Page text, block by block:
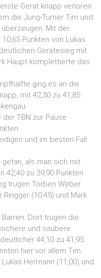
Gerät knapp verloren.
die Jung-Turner Tim und
überzeugen. Mit der
Punkten von Lukas
Gerätesieg mit
Haupt komplettierte das
ging es an die
mit 42,30 zu 41,85
TBN zur Pause
und im besten Fall
als man sich mit
42,40 zu 39,90 Punkten
trugen Torben Weber
Ringger (10,45) und Mark
Dort trugen die
und saubere
44,10 zu 41,95
hier vor allem Tim
Hermann (11,00) und